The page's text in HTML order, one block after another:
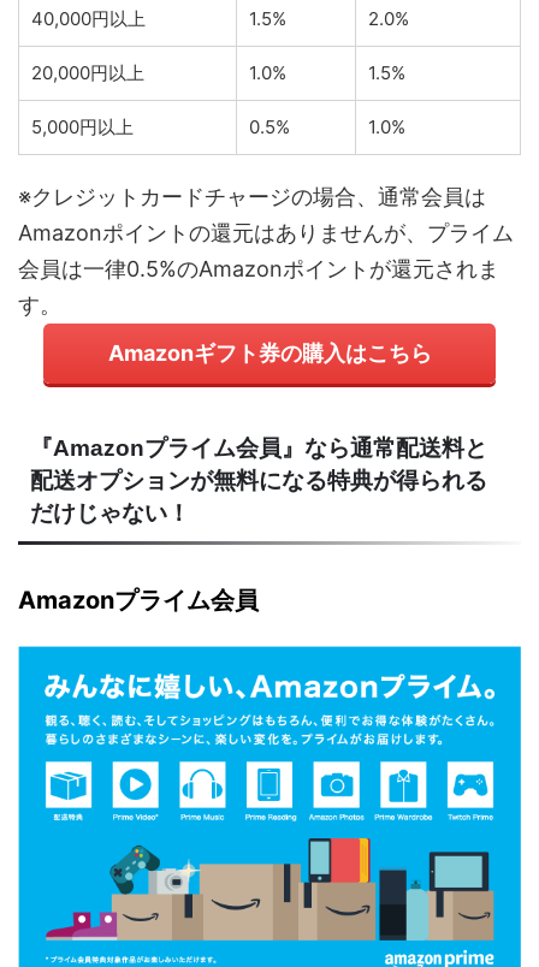
40,000円以上 1.5% 2.0%
20,000円以上 1.0% 1.5%
5,000円以上 0.5% 1.0%
※クレジットカードチャージの場合、通常会員は
Amazonポイントの還元はありませんが、プライム
会員は一律0.5%のAmazonポイントが還元されま
す。
Amazonギフト券の購入はこちら
『Amazonプライム会員』なら通常配送料と
配送オプションが無料になる特典が得られる
だけじゃない！
Amazonプライム会員